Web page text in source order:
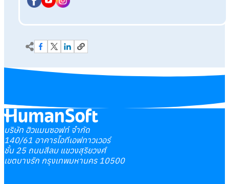
บริษัท ฮิวแมนซอฟท์ จำกัด
140/61 อาคารไอทีเอฟทาวเวอร์
ชั้น 25 ถนนสีลม แขวงสุริยวงศ์
เขตบางรัก กรุงเทพมหานคร 10500